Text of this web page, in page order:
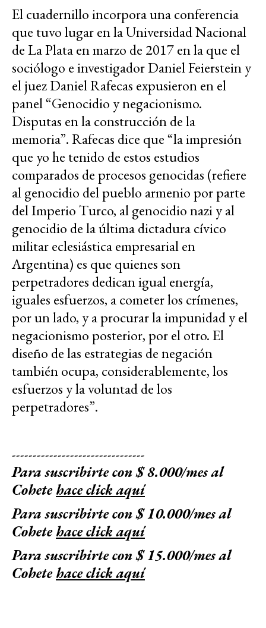
El cuadernillo incorpora una conferencia
que tuvo lugar en la Universidad Nacional
de La Plata en marzo de 2017 en la que el
sociólogo e investigador Daniel Feierstein y
el juez Daniel Rafecas expusieron en el
panel “Genocidio y negacionismo.
Disputas en la construcción de la
memoria”. Rafecas dice que “la impresión
que yo he tenido de estos estudios
comparados de procesos genocidas (refiere
al genocidio del pueblo armenio por parte
del Imperio Turco, al genocidio nazi y al
genocidio de la última dictadura cívico
militar eclesiástica empresarial en
Argentina) es que quienes son
perpetradores dedican igual energía,
iguales esfuerzos, a cometer los crímenes,
por un lado, y a procurar la impunidad y el
negacionismo posterior, por el otro. El
diseño de las estrategias de negación
también ocupa, considerablemente, los
esfuerzos y la voluntad de los
perpetradores”.
--------------------------------
Para suscribirte con $ 8.000/mes al
Cohetehace click aquí
Para suscribirte con $ 10.000/mes al
Cohetehace click aquí
Para suscribirte con $ 15.000/mes al
Cohetehace click aquí